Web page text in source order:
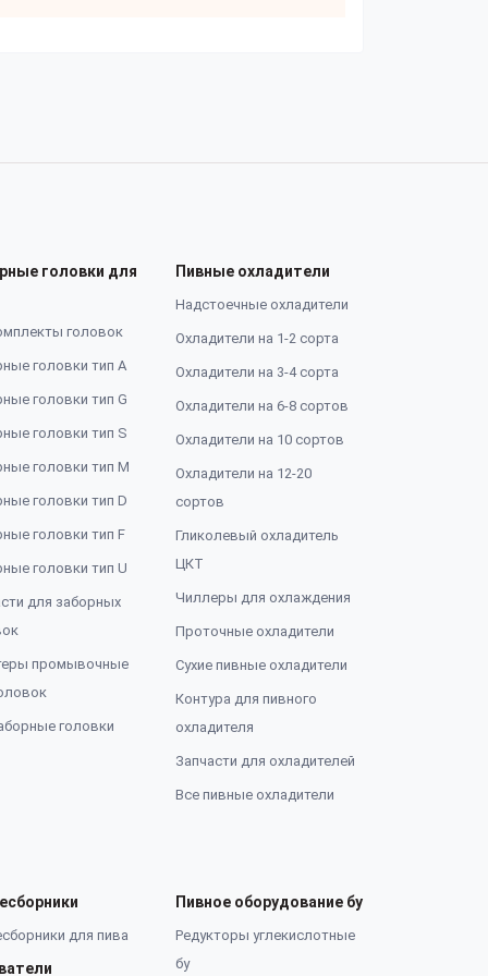
головки для
головок
головки тип А
головки тип G
головки тип S
головки тип M
головки тип D
головки тип F
головки тип U
для заборных
промывочные
головки
Пивные охладители
Надстоечные охладители
Охладители на 1-2 сорта
Охладители на 3-4 сорта
Охладители на 6-8 сортов
Охладители на 10 сортов
Охладители на 12-20
сортов
Гликолевый охладитель
ЦКТ
Чиллеры для охлаждения
Проточные охладители
Сухие пивные охладители
Контура для пивного
охладителя
Запчасти для охладителей
Все пивные охладители
для пива
Пивное оборудование бу
Редукторы углекислотные
бу